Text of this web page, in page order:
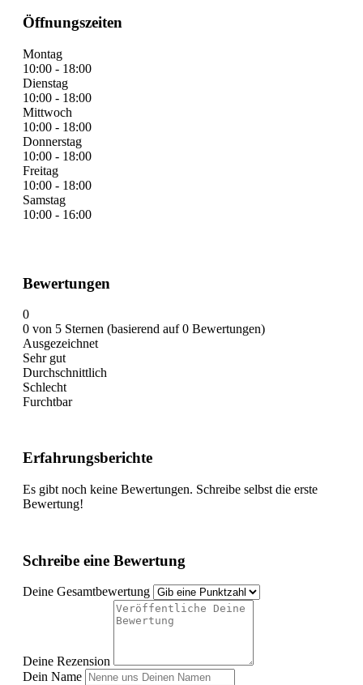
Öffnungszeiten
Montag
10:00 - 18:00
Dienstag
10:00 - 18:00
Mittwoch
10:00 - 18:00
Donnerstag
10:00 - 18:00
Freitag
10:00 - 18:00
Samstag
10:00 - 16:00
Bewertungen
0
0 von 5 Sternen (basierend auf 0 Bewertungen)
Ausgezeichnet
Sehr gut
Durchschnittlich
Schlecht
Furchtbar
Erfahrungsberichte
Es gibt noch keine Bewertungen. Schreibe selbst die erste
Bewertung!
Schreibe eine Bewertung
Deine Gesamtbewertung
Deine Rezension
Dein Name